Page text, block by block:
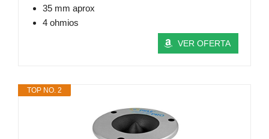
35 mm aprox
4 ohmios
VER OFERTA
TOP NO. 2